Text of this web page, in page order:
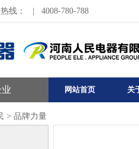
线： 4008-780-788
网站首页 关
> 品牌力量